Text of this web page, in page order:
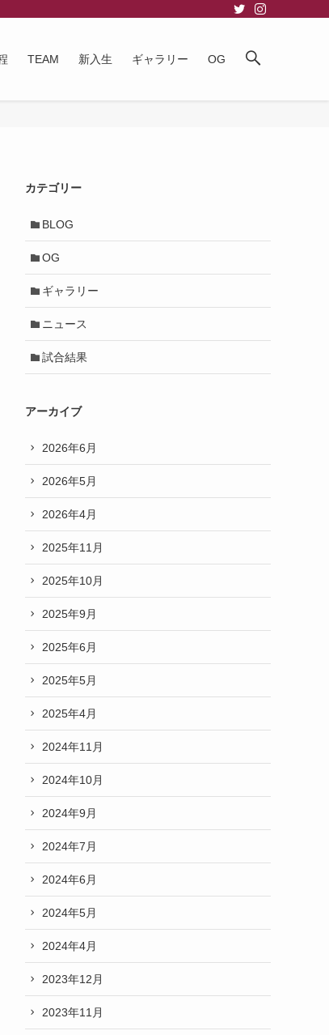
TEAM 新入生 ギャラリー OG
カテゴリー
BLOG
OG
ギャラリー
ニュース
試合結果
アーカイブ
2026年6月
2026年5月
2026年4月
2025年11月
2025年10月
2025年9月
2025年6月
2025年5月
2025年4月
2024年11月
2024年10月
2024年9月
2024年7月
2024年6月
2024年5月
2024年4月
2023年12月
2023年11月